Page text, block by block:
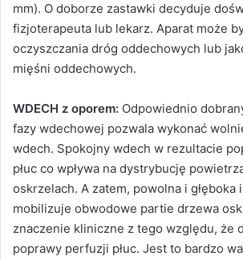
mm). O doborze zastawki decyduje
fizjoterapeuta lub lekarz. Aparat może
oczyszczania dróg oddechowych lub
mięśni oddechowych.
WDECH z oporem: Odpowiednio
fazy wdechowej pozwala wykonać
wdech. Spokojny wdech w rezultacie
płuc co wpływa na dystrybucję
oskrzelach. A zatem, powolna i głęboka
mobilizuje obwodowe partie drzewa
znaczenie kliniczne z tego względu, że
poprawy perfuzji płuc. Jest to bardzo